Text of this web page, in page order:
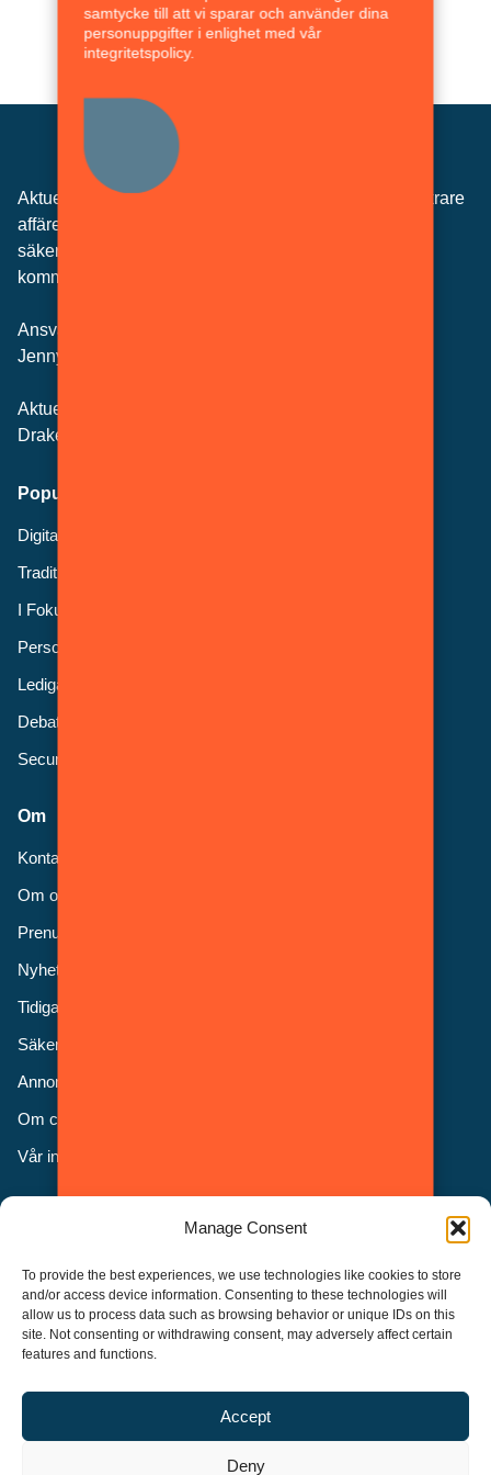
Manage Consent
To provide the best experiences, we use technologies like cookies to store
and/or access device information. Consenting to these technologies will
allow us to process data such as browsing behavior or unique IDs on this
site. Not consenting or withdrawing consent, may adversely affect certain
features and functions.
Accept
Deny
ANNONS
Aktuell Säkerhet är tidningen för alla som vill göra säkrare
affärer och är därför en säker informationskälla för
säkerhets­ansvariga inom såväl privat som statlig och
kommunal sektor.
Ansvarig utgivare:
Jenny Persson
Aktuell Säkerhet
Drakenbergsgatan 15, Stockholm
Populära ämnen
Digital Säkerhet
Traditionell Säkerhet
I Fokus
Personalnytt
Lediga jobb
Debatt
Security Advisory Board
Om
Kontakt
Om oss
Prenumerera
Nyhetsbrev
Tidigare nummer
Säkerhetsgalan
Annonsera
Om cookies
Vår integritetspolicy
Instagram
LinkedIn
Säkerhet år 2003 för att stimulera, utveckla och informera om
samtycke till att vi sparar och använder dina
personuppgifter i enlighet med vår
integritetspolicy.